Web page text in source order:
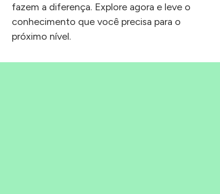
fazem a diferença. Explore agora e leve o
conhecimento que você precisa para o
próximo nível.